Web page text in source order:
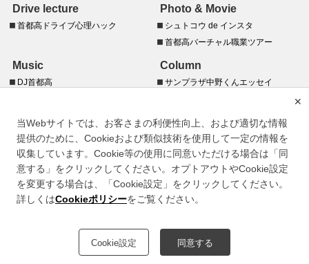
Drive lecture
首都高ドライブ心理ハック
Photo & Movie
シュトコウ de インスタ
首都高バーチャル職業ツアー
Music
DJ首都高
Column
サンプラザ中野くんエッセイ
バイク川崎バイクのショートショ
ート あの日、首都高が見える街
で。
首都高トラベラー
このサイトについて
個人情報のお取り扱いについて
当Webサイトでは、お客さまの利便性向上、および適切な情報
提供のために、Cookieおよび類似技術を使用して一定の情報を
収集しています。Cookie等の使用に同意いただける場合は「同
意する」をクリックしてください。オプトアウトやCookie設定
を変更する場合は、「Cookie設定」をクリックしてください。
詳しくはCookieポリシーをご覧ください。
Cookie設定 同意する
✕